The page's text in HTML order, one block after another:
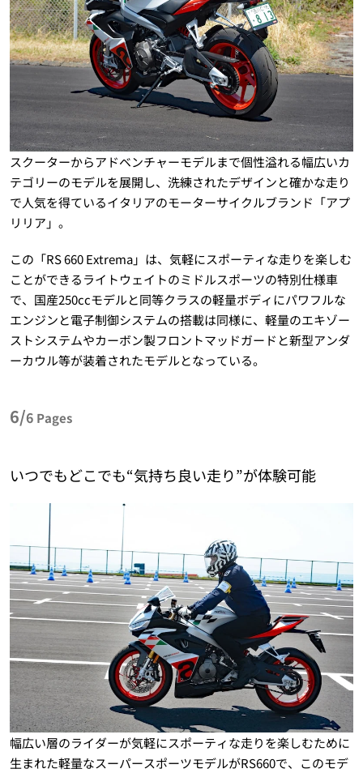
スクーターからアドベンチャーモデルまで個性溢れる幅広いカ
テゴリーのモデルを展開し、洗練されたデザインと確かな走り
で人気を得ているイタリアのモーターサイクルブランド「アプ
リリア」。
この「RS 660 Extrema」は、気軽にスポーティな走りを楽しむ
ことができるライトウェイトのミドルスポーツの特別仕様車
で、国産250ccモデルと同等クラスの軽量ボディにパワフルな
エンジンと電子制御システムの搭載は同様に、軽量のエキゾー
ストシステムやカーボン製フロントマッドガードと新型アンダ
ーカウル等が装着されたモデルとなっている。
6/6 Pages
いつでもどこでも“気持ち良い走り”が体験可能
幅広い層のライダーが気軽にスポーティな走りを楽しむために
生まれた軽量なスーパースポーツモデルがRS660で、このモデ